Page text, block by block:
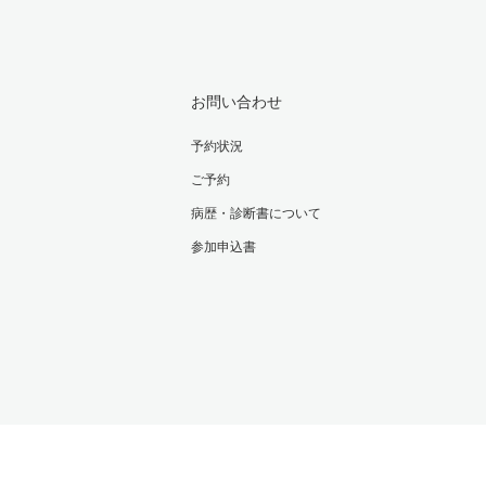
お問い合わせ
予約状況
ご予約
病歴・診断書について
参加申込書